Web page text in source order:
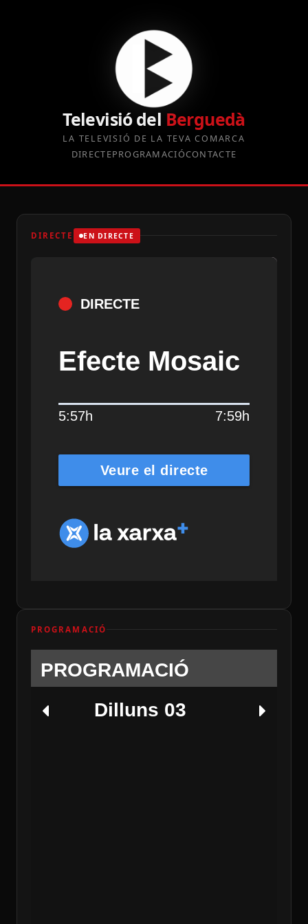
Televisió del Berguedà
LA TELEVISIÓ DE LA TEVA COMARCA
DIRECTEPROGRAMACIÓCONTACTE
DIRECTE EN DIRECTE
DIRECTE
Efecte Mosaic
5:57h 7:59h
Veure el directe
PROGRAMACIÓ
PROGRAMACIÓ
Dilluns 03